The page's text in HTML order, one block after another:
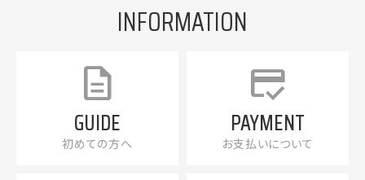
INFORMATION
description
GUIDE
初めての方へ
credit_score
PAYMENT
お支払いについて